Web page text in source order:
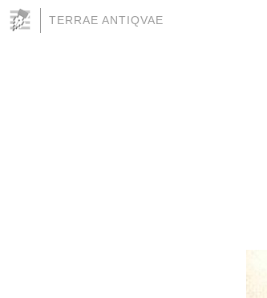
TERRAE ANTIQVAE